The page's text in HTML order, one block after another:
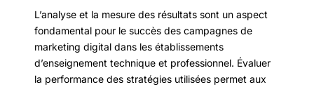
L’analyse et la mesure des résultats sont un aspect
fondamental pour le succès des campagnes de
marketing digital dans les établissements
d’enseignement technique et professionnel. Évaluer
la performance des stratégies utilisées permet aux